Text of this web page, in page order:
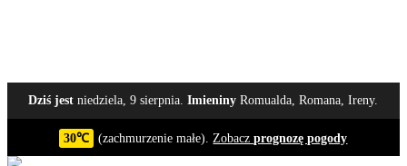
Dziś jest niedziela, 9 sierpnia.Imieniny Romualda, Romana, Ireny.
30℃ (zachmurzenie małe).Zobaczprognozę pogody